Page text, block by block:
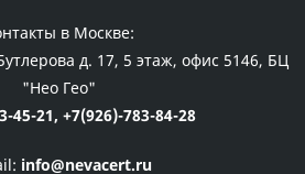
в Москве:
д. 17, 5 этаж, офис 5146, БЦ
"Нео Гео"
45-21, +7(926)-783-84-28
info@nevacert.ru